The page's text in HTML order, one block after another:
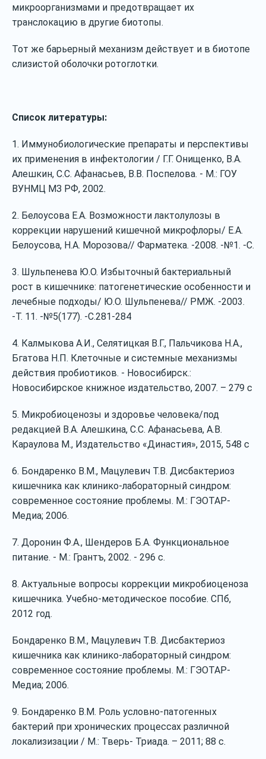
микроорганизмами и предотвращает их
транслокацию в другие биотопы.
Тот же барьерный механизм действует и в биотопе
слизистой оболочки ротоглотки.
Список литературы:
1. Иммунобиологические препараты и перспективы
их применения в инфектологии / Г.Г. Онищенко, В.А.
Алешкин, С.С. Афанасьев, В.В. Поспелова. ‐ М.: ГОУ
ВУНМЦ МЗ РФ, 2002.
2. Белоусова Е.А. Возможности лактолулозы в
коррекции нарушений кишечной микрофлоры/ Е.А.
Белоусова, Н.А. Морозова// Фарматека. ‐2008. ‐№1. ‐С.
3. Шульпенева Ю.О. Избыточный бактериальный
рост в кишечнике: патогенетические особенности и
лечебные подходы/ Ю.О. Шульпенева// РМЖ. ‐2003.
‐Т. 11. ‐№5(177). ‐С.281‐284
4. Калмыкова А.И., Селятицкая В.Г., Пальчикова Н.А.,
Бгатова Н.П. Клеточные и системные механизмы
действия пробиотиков. ‐ Новосибирск.:
Новосибирское книжное издательство, 2007. – 279 с
5. Микробиоценозы и здоровье человека/под
редакцией В.А. Алешкина, С.С. Афанасьева, А.В.
Караулова М., Издательство «Династия», 2015, 548 с
6. Бондаренко В.М., Мацулевич Т.В. Дисбактериоз
кишечника как клинико‐лабораторный синдром:
современное состояние проблемы. М.: ГЭОТАР‐
Медиа; 2006.
7. Доронин Ф.А., Шендеров Б.А. Функциональное
питание. ‐ М.: Грантъ, 2002. ‐ 296 с.
8. Актуальные вопросы коррекции микробиоценоза
кишечника. Учебно‐методическое пособие. СПб,
2012 год.
Бондаренко В.М., Мацулевич Т.В. Дисбактериоз
кишечника как клинико‐лабораторный синдром:
современное состояние проблемы. М.: ГЭОТАР‐
Медиа; 2006.
9. Бондаренко В.М. Роль условно‐патогенных
бактерий при хронических процессах различной
локализизации / М.: Тверь‐ Триада. – 2011; 88 с.